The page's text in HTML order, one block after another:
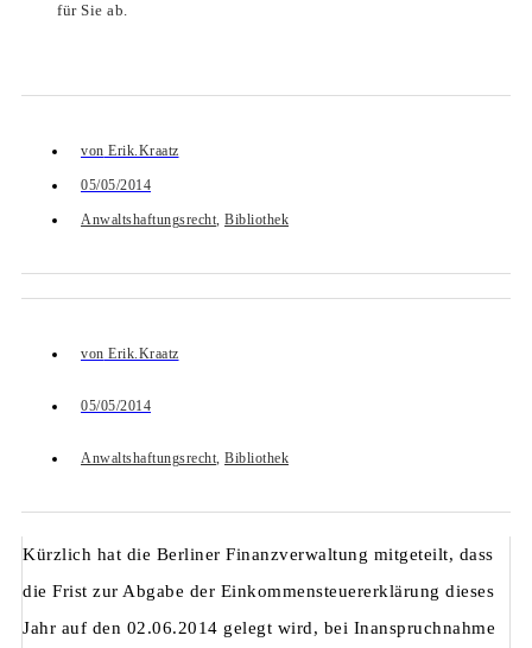
für Sie ab.
von Erik.Kraatz
05/05/2014
Anwaltshaftungsrecht, Bibliothek
von Erik.Kraatz
05/05/2014
Anwaltshaftungsrecht, Bibliothek
Kürzlich hat die Berliner Finanzverwaltung mitgeteilt, dass
die Frist zur Abgabe der Einkommensteuererklärung dieses
Jahr auf den 02.06.2014 gelegt wird, bei Inanspruchnahme